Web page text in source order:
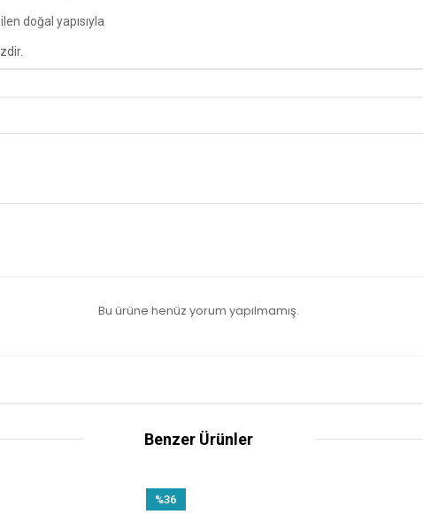
doğal yapısıyla
Bu ürüne henüz yorum yapılmamış.
Benzer Ürünler
%36